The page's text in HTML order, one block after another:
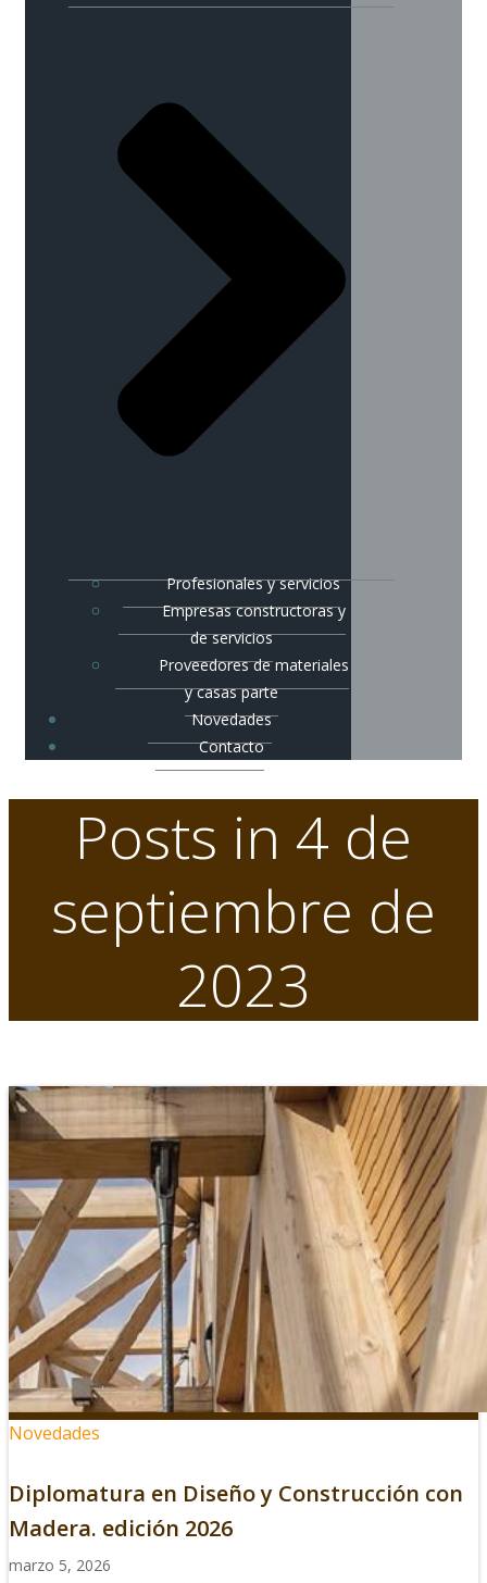
Profesionales y servicios
Empresas constructoras y
de servicios
Proveedores de materiales
y casas parte
Novedades
Contacto
Posts in 4 de
septiembre de
2023
Novedades
Diplomatura en Diseño y Construcción con
Madera. edición 2026
marzo 5, 2026